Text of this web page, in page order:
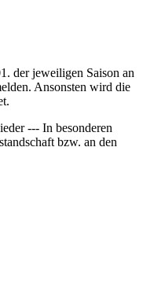
der jeweiligen Saison an
Ansonsten wird die
--- In besonderen
bzw. an den